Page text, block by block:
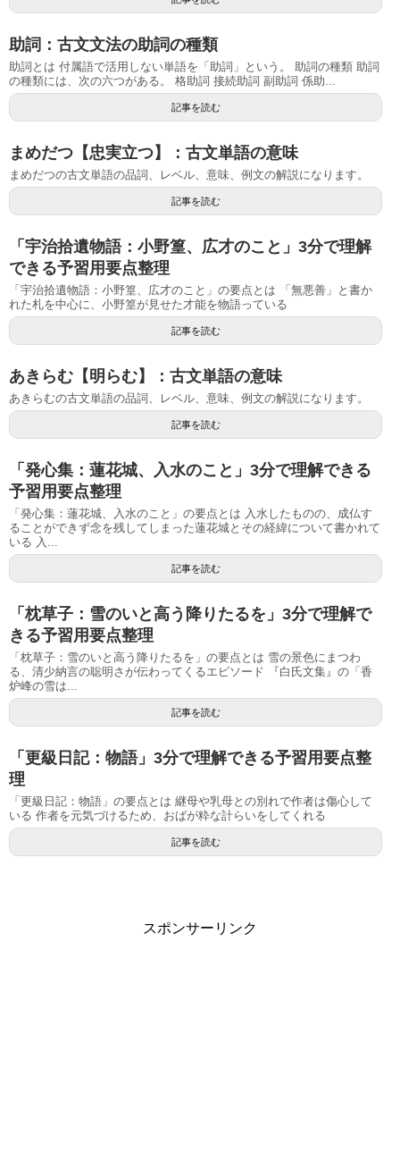
助詞：古文文法の助詞の種類
助詞とは 付属語で活用しない単語を「助詞」という。 助詞の種類 助詞
の種類には、次の六つがある。 格助詞 接続助詞 副助詞 係助...
記事を読む
まめだつ【忠実立つ】：古文単語の意味
まめだつの古文単語の品詞、レベル、意味、例文の解説になります。
記事を読む
「宇治拾遺物語：小野篁、広才のこと」3分で理解
できる予習用要点整理
「宇治拾遺物語：小野篁、広才のこと」の要点とは 「無悪善」と書か
れた札を中心に、小野篁が見せた才能を物語っている
記事を読む
あきらむ【明らむ】：古文単語の意味
あきらむの古文単語の品詞、レベル、意味、例文の解説になります。
記事を読む
「発心集：蓮花城、入水のこと」3分で理解できる
予習用要点整理
「発心集：蓮花城、入水のこと」の要点とは 入水したものの、成仏す
ることができず念を残してしまった蓮花城とその経緯について書かれて
いる 入...
記事を読む
「枕草子：雪のいと高う降りたるを」3分で理解で
きる予習用要点整理
「枕草子：雪のいと高う降りたるを」の要点とは 雪の景色にまつわ
る、清少納言の聡明さが伝わってくるエピソード 『白氏文集』の「香
炉峰の雪は...
記事を読む
「更級日記：物語」3分で理解できる予習用要点整
理
「更級日記：物語」の要点とは 継母や乳母との別れで作者は傷心して
いる 作者を元気づけるため、おばが粋な計らいをしてくれる
記事を読む
スポンサーリンク